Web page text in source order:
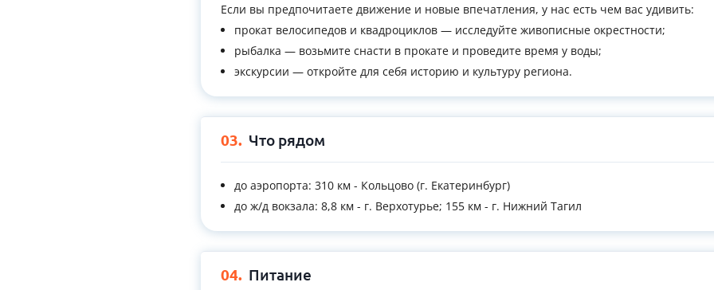
Если вы предпочитаете движение и новые впечатления, у нас есть чем вас удивить:
прокат велосипедов и квадроциклов — исследуйте живописные окрестности;
рыбалка — возьмите снасти в прокате и проведите время у воды;
экскурсии — откройте для себя историю и культуру региона.
03. Что рядом
до аэропорта: 310 км - Кольцово (г. Екатеринбург)
до ж/д вокзала: 8,8 км - г. Верхотурье; 155 км - г. Нижний Тагил
04. Питание